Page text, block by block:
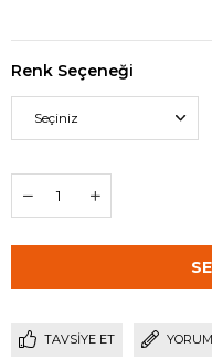
Renk Seçeneği
TAVSIYE ET